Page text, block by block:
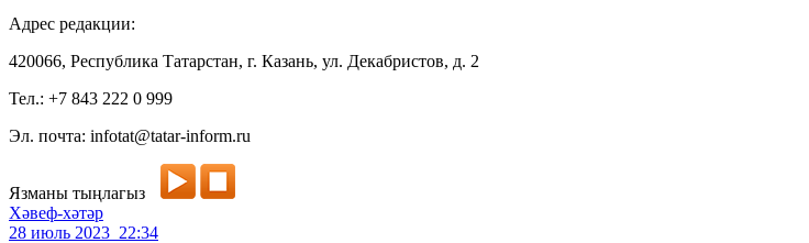
Адрес редакции:
420066, Республика Татарстан, г. Казань, ул. Декабристов, д. 2
Тел.: +7 843 222 0 999
Эл. почта: infotat@tatar-inform.ru
Язманы тыңлагыз
Хәвеф-хәтәр
28 июль 2023 22:34